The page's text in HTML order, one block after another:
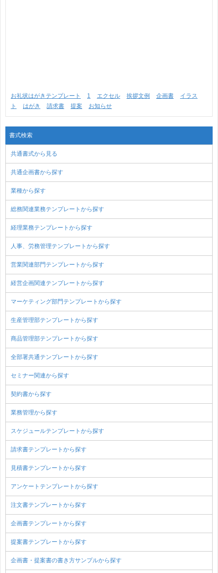
お礼状はがきテンプレート 1 エクセル 挨拶文例 企画書
イラス
ト
はがき 請求書 提案 お知らせ
書式検索
共通書式から見る
共通企画書から探す
業種から探す
総務関連業務テンプレートから探す
経理業務テンプレートから探す
人事、労務管理テンプレートから探す
営業関連部門テンプレートから探す
経営企画関連テンプレートから探す
マーケティング部門テンプレートから探す
生産管理部テンプレートから探す
商品管理部テンプレートから探す
全部署共通テンプレートから探す
セミナー関連から探す
契約書から探す
業務管理から探す
スケジュールテンプレートから探す
請求書テンプレートから探す
見積書テンプレートから探す
アンケートテンプレートから探す
注文書テンプレートから探す
企画書テンプレートから探す
提案書テンプレートから探す
企画書・提案書の書き方サンプルから探す